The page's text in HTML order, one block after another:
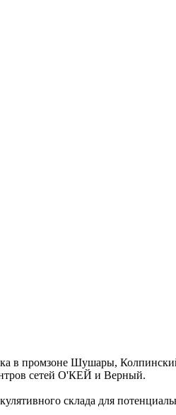
в промзоне Шушары,
сетей О'КЕЙ и Верный.
склада для